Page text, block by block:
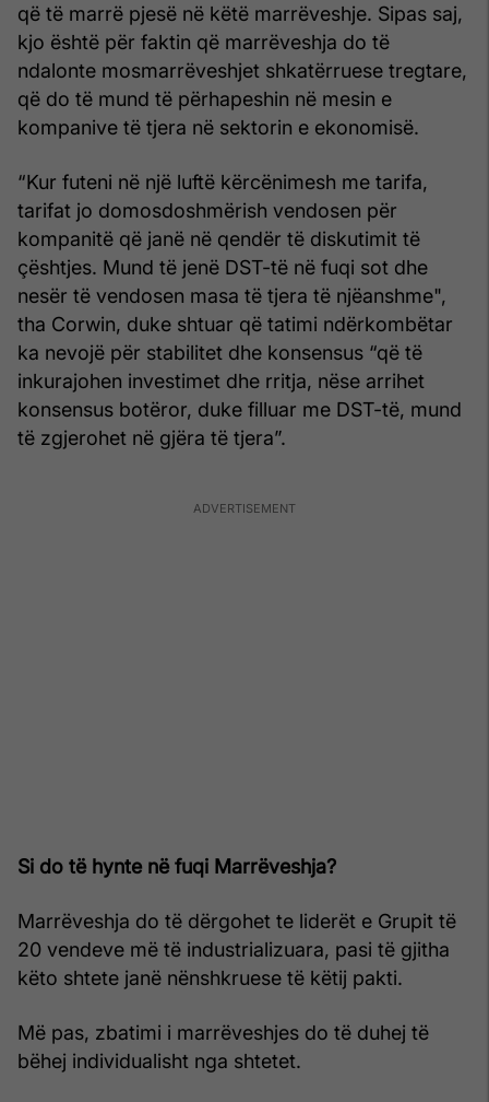
që të marrë pjesë në këtë marrëveshje. Sipas saj,
kjo është për faktin që marrëveshja do të
ndalonte mosmarrëveshjet shkatërruese tregtare,
që do të mund të përhapeshin në mesin e
kompanive të tjera në sektorin e ekonomisë.
“Kur futeni në një luftë kërcënimesh me tarifa,
tarifat jo domosdoshmërish vendosen për
kompanitë që janë në qendër të diskutimit të
çështjes. Mund të jenë DST-të në fuqi sot dhe
nesër të vendosen masa të tjera të njëanshme",
tha Corwin, duke shtuar që tatimi ndërkombëtar
ka nevojë për stabilitet dhe konsensus “që të
inkurajohen investimet dhe rritja, nëse arrihet
konsensus botëror, duke filluar me DST-të, mund
të zgjerohet në gjëra të tjera”.
Si do të hynte në fuqi Marrëveshja?
Marrëveshja do të dërgohet te liderët e Grupit të
20 vendeve më të industrializuara, pasi të gjitha
këto shtete janë nënshkruese të këtij pakti.
Më pas, zbatimi i marrëveshjes do të duhej të
bëhej individualisht nga shtetet.